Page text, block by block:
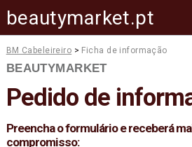
beautymarket.pt
BM Cabeleireiro > Ficha de informação
BEAUTYMARKET
Pedido de
Preencha o formulário e receberá
compromisso: